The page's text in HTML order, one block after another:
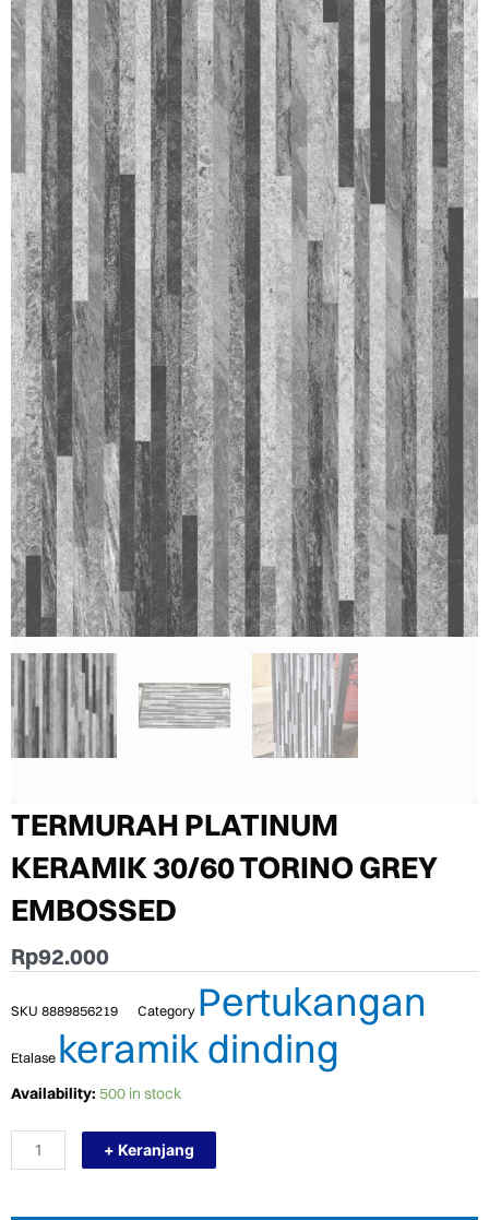
TERMURAH PLATINUM
KERAMIK 30/60 TORINO GREY
EMBOSSED
Rp92.000
SKU 8889856219 Category Pertukangan
Etalase keramik dinding
Availability: 500 in stock
TERMURAH
KERAMIK
30/60
TORINO
+ Keranjang